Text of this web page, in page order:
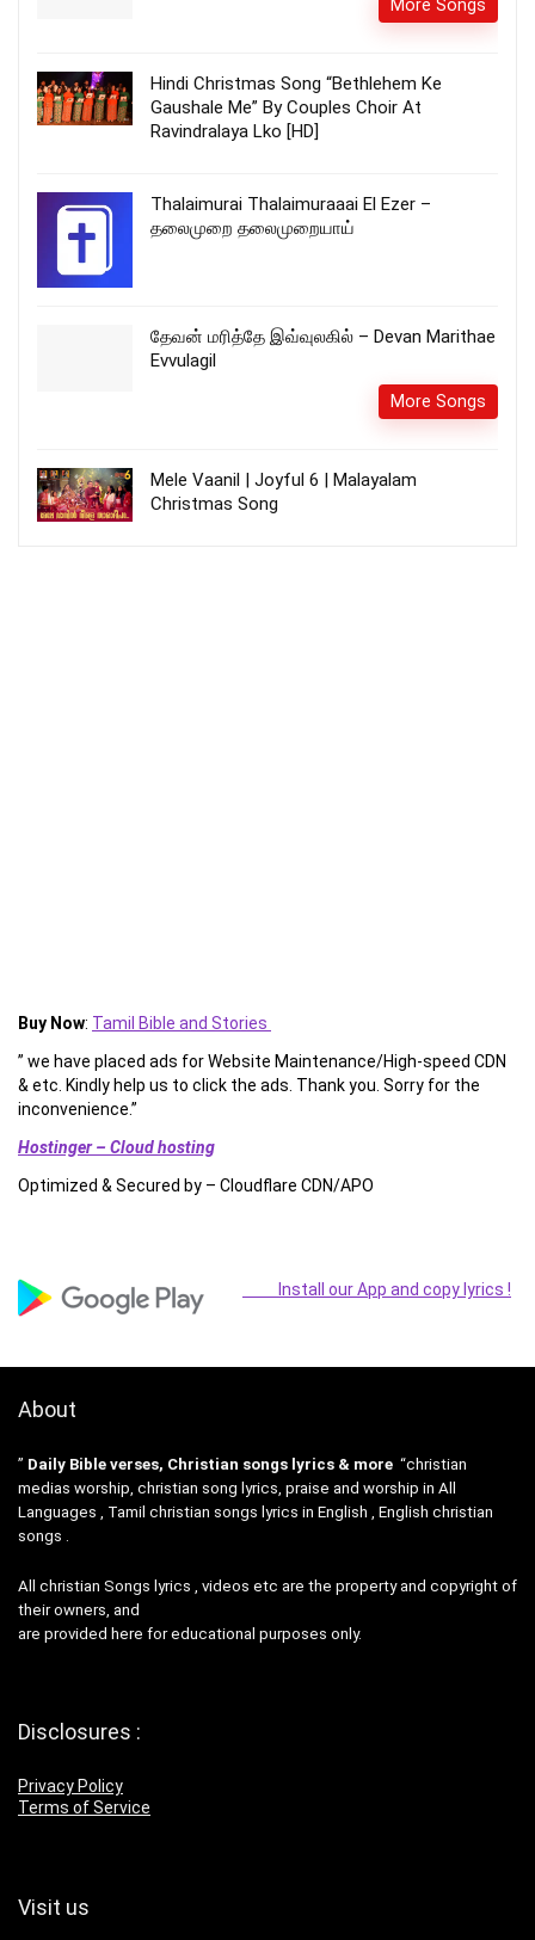
More Songs
Hindi Christmas Song “Bethlehem Ke
Gaushale Me” By Couples Choir At
Ravindralaya Lko [HD]
Thalaimurai Thalaimuraaai El Ezer –
தலைமுறை தலைமுறையாய்
தேவன் மரித்தே இவ்வுலகில் – Devan Marithae
Evvulagil
More Songs
Mele Vaanil | Joyful 6 | Malayalam
Christmas Song
Buy Now: Tamil Bible and Stories
” we have placed ads for Website Maintenance/High-speed CDN
& etc. Kindly help us to click the ads. Thank you. Sorry for the
inconvenience.”
Hostinger – Cloud hosting
Optimized & Secured by – Cloudflare CDN/APO
Install our App and copy lyrics !
About
” Daily Bible verses, Christian songs lyrics & more “christian
medias worship, christian song lyrics, praise and worship in All
Languages , Tamil christian songs lyrics in English , English christian
songs .
All christian Songs lyrics , videos etc are the property and copyright of
their owners, and
are provided here for educational purposes only.
Disclosures :
Privacy Policy
Terms of Service
Visit us